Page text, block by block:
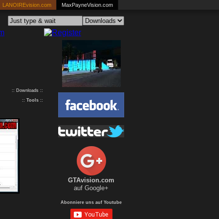
LANOIREvision.com MaxPayneVision.com
:: Downloads ::
:: Tools ::
GTAvision.com
auf Google+
Abonniere uns auf Youtube